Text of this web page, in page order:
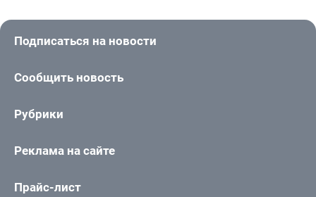
Подписаться на новости
Сообщить новость
Рубрики
Реклама на сайте
Прайс-лист